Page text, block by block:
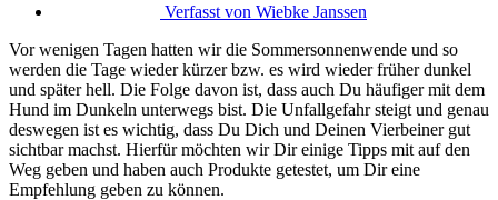
Verfasst von Wiebke Janssen
Vor wenigen Tagen hatten wir die Sommersonnenwende und so
werden die Tage wieder kürzer bzw. es wird wieder früher dunkel
und später hell. Die Folge davon ist, dass auch Du häufiger mit dem
Hund im Dunkeln unterwegs bist. Die Unfallgefahr steigt und genau
deswegen ist es wichtig, dass Du Dich und Deinen Vierbeiner gut
sichtbar machst. Hierfür möchten wir Dir einige Tipps mit auf den
Weg geben und haben auch Produkte getestet, um Dir eine
Empfehlung geben zu können.